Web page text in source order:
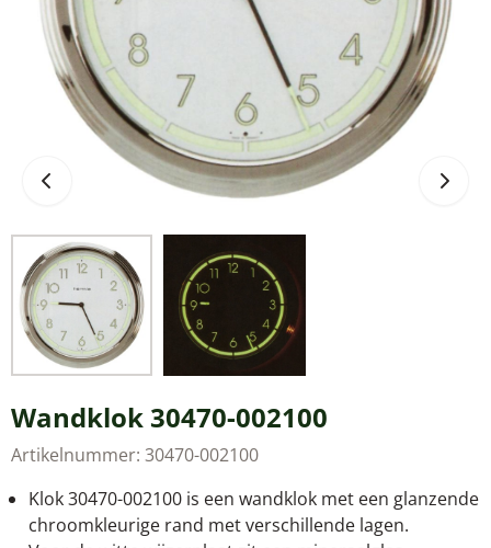
Wandklok 30470-002100
Artikelnummer: 30470-002100
Klok 30470-002100 is een wandklok met een glanzende
chroomkleurige rand met verschillende lagen.